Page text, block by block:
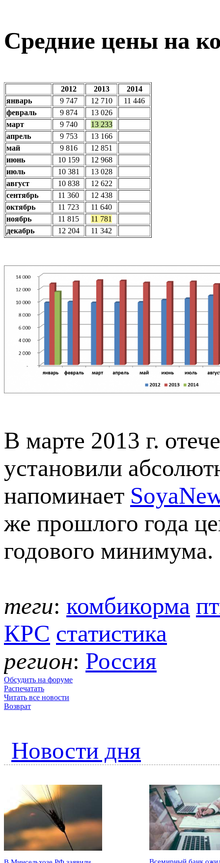
Средние цены на
2012 2013
2014
январь
9 747 12 710
11 446
февраль
9 874
13 026
март
9 740
13 233
апрель
9 753
13 166
май
9 816
12 851
июнь
10 159
12 968
июль
10 381
13 028
август
10 838
12 622
сентябрь
11 360
12 438
октябрь
11 723
11 640
ноябрь
11 815
11 781
декабрь
12 204 11 342
В марте 2013 г.
установили
напоминает
же прошлого года
годового минимума.
теги: комбикорма
КРС статистика
регион: Россия
Обсудить на форуме
Распечатать
Читать все новости
Возврат
Новости дня